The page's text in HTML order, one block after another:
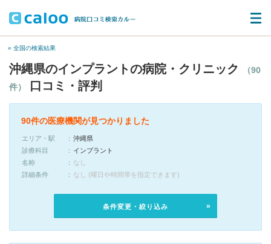
« 全国の検索結果
沖縄県のインプラントの病院・クリニック
（90
件）
口コミ・評判
90件の医療機関が見つかりました
エリア・駅
沖縄県
診療科目
インプラント
名称
なし
詳細条件
なし (曜日や時間帯を指定できます)
条件変更・絞り込み